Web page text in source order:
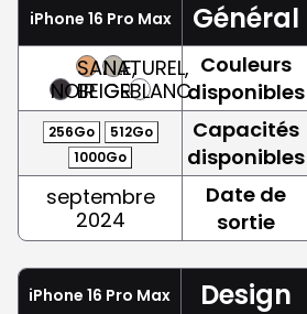
iPhone 16 Pro Max Général
NOIR
SABLE,
BEIGE
NATUREL,
GRISBLANC
Couleurs
disponibles
256Go
512Go
1000Go
Capacités
disponibles
septembre
2024
Date de
sortie
iPhone 16 Pro Max Design